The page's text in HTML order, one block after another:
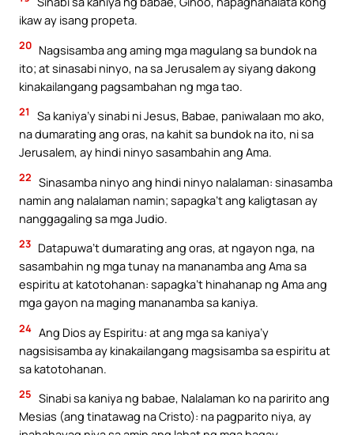
ikaw ay isang propeta.
20 Nagsisamba ang aming mga magulang sa bundok na
ito; at sinasabi ninyo, na sa Jerusalem ay siyang dakong
kinakailangang pagsambahan ng mga tao.
21
Sa kaniya’y sinabi ni Jesus, Babae, paniwalaan mo ako,
na dumarating ang oras, na kahit sa bundok na ito, ni sa
Jerusalem, ay hindi ninyo sasambahin ang Ama.
22 Sinasamba ninyo ang hindi ninyo nalalaman: sinasamba
namin ang nalalaman namin; sapagka’t ang kaligtasan ay
nanggagaling sa mga Judio.
23 Datapuwa’t dumarating ang oras, at ngayon nga, na
sasambahin ng mga tunay na mananamba ang Ama sa
espiritu at katotohanan: sapagka’t hinahanap ng Ama ang
mga gayon na maging mananamba sa kaniya.
24 Ang Dios ay Espiritu: at ang mga sa kaniya’y
nagsisisamba ay kinakailangang magsisamba sa espiritu at
sa katotohanan.
25 Sinabi sa kaniya ng babae, Nalalaman ko na paririto ang
Mesias (ang tinatawag na Cristo): na pagparito niya, ay